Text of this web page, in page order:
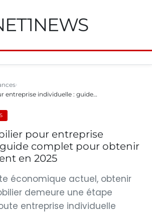
entreprise individuelle : guide…
pour entreprise
complet pour obtenir
en 2025
économique actuel, obtenir
demeure une étape
entreprise individuelle